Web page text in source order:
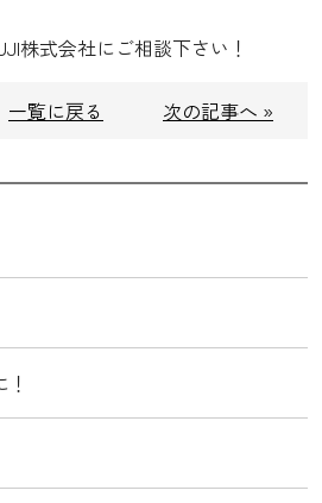
株式会社にご相談下さい！
一覧に戻る 次の記事へ »